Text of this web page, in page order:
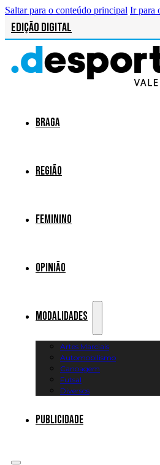
Saltar para o conteúdo principal Ir para
Edição Digital
Braga
Região
Feminino
Opinião
Modalidades
Artes Marciais
Automobilismo
Canoagem
Futsal
Diversos
Publicidade